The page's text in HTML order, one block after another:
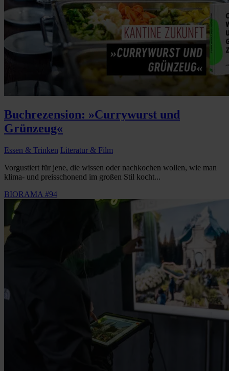
Buchrezension: »Currywurst und
Grünzeug«
Essen & Trinken Literatur & Film
Vorgustiert für jene, die wissen oder nachkochen wollen, wie man
klima- und preisschonend im großen Stil kocht...
BIORAMA #94